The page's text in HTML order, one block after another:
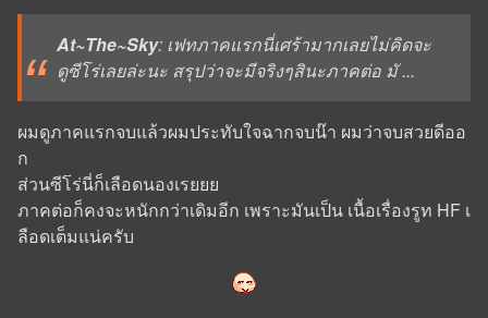
At~The~Sky: เฟทภาคแรกนี่เศร้ามากเลยไม่คิดจะ
ดูซีโร่เลยล่ะนะ สรุปว่าจะมีจริงๆสินะภาคต่อ มั ...
ผมดูภาคแรกจบแล้วผมประทับใจฉากจบน๊า ผมว่าจบสวยดีออ
ก
ส่วนซีโร่นี่ก็เลือดนองเรยยย
ภาคต่อก็คงจะหนักกว่าเดิมอีก เพราะมันเป็น เนื้อเรื่องรูท HF เ
ลือดเต็มแน่ครับ